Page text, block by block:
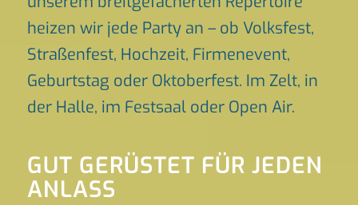
heizen wir jede Party an – ob Volksfest,
Straßenfest, Hochzeit, Firmenevent,
Geburtstag oder Oktoberfest. Im Zelt, in
der Halle, im Festsaal oder Open Air.
GUT GERÜSTET FÜR JEDEN
ANLASS